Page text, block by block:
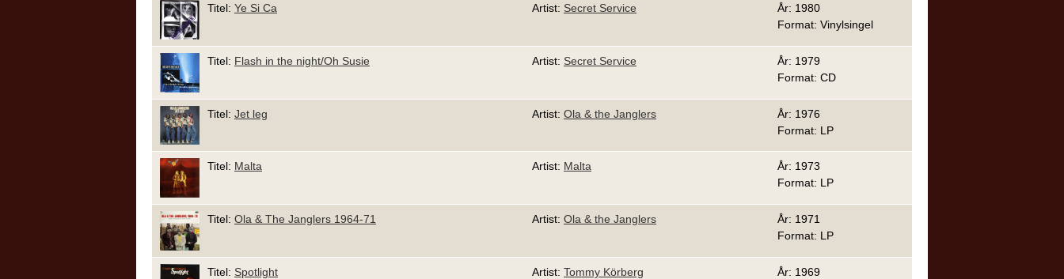
Titel: Ye Si Ca Artist: Secret Service
År: 1980
Format: Vinylsingel
Titel: Flash in the night/Oh Susie Artist: Secret Service
År: 1979
Format: CD
Titel: Jet leg Artist: Ola & the Janglers
År: 1976
Format: LP
Titel: Malta Artist: Malta
År: 1973
Format: LP
Titel: Ola & The Janglers 1964-71 Artist: Ola & the Janglers
År: 1971
Format: LP
Titel: Spotlight Artist: Tommy Körberg
År: 1969